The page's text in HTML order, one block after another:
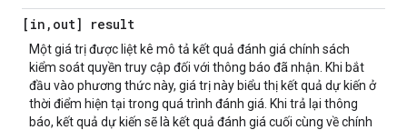
[in , out] result
Một giá trị được liệt kê mô tả kết quả đánh giá chính sách
kiểm soát quyền truy cập đối với thông báo đã nhận. Khi bắt
đầu vào phương thức này, giá trị này biểu thị kết quả dự kiến ở
thời điểm hiện tại trong quá trình đánh giá. Khi trả lại thông
báo, kết quả dự kiến sẽ là kết quả đánh giá cuối cùng về chính